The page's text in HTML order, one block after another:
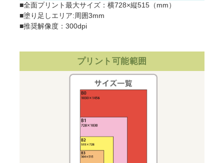
■全面プリント最大サイズ：横728×縦515（mm）
■塗り足しエリア:周囲3mm
■推奨解像度：300dpi
プリント可能範囲